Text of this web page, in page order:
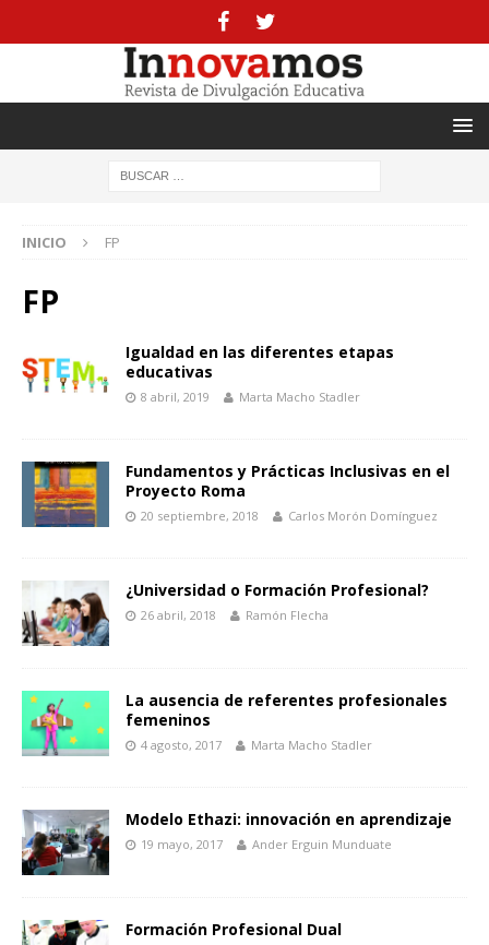
INICIO FP
FP
Igualdad en las diferentes etapas
educativas
8 abril, 2019 Marta Macho Stadler
Fundamentos y Prácticas Inclusivas en el
Proyecto Roma
20 septiembre, 2018 Carlos Morón Domínguez
¿Universidad o Formación Profesional?
26 abril, 2018 Ramón Flecha
La ausencia de referentes profesionales
femeninos
4 agosto, 2017 Marta Macho Stadler
Modelo Ethazi: innovación en aprendizaje
19 mayo, 2017 Ander Erguin Munduate
Formación Profesional Dual